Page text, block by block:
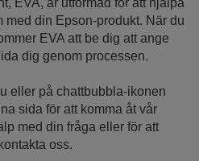
EVA, är utformad för att hjälpa
din Epson-produkt. När du
EVA att be dig att ange
dig genom processen.
eller på chattbubbla-ikonen
sida för att komma åt vår
med din fråga eller för att
oss.